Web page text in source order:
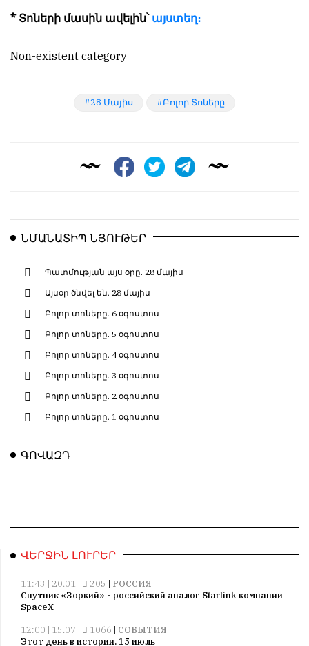
* Տոների մասին ավելին՝ այստեղ։
Non-existent category
28 Մայիս Բոլոր Տոները
ՆՄԱՆԱՏԻՊ ՆՅՈՒԹԵՐ
Պատմության այս օրը. 28 մայիս
Այսօր ծնվել են. 28 մայիս
Բոլոր տոները. 6 օգոստոս
Բոլոր տոները. 5 օգոստոս
Բոլոր տոները. 4 օգոստոս
Բոլոր տոները. 3 օգոստոս
Բոլոր տոները. 2 օգոստոս
Բոլոր տոները. 1 օգոստոս
ԳՈՎԱԶԴ
ՎԵՐՋԻՆ ԼՈՒՐԵՐ
11:43 | 20.01 | 205 | РОССИЯ
Спутник «Зоркий» - российский аналог Starlink компании
SpaceX
12:00 | 15.07 |
1066 | СОБЫТИЯ
Этот день в истории. 15 июль